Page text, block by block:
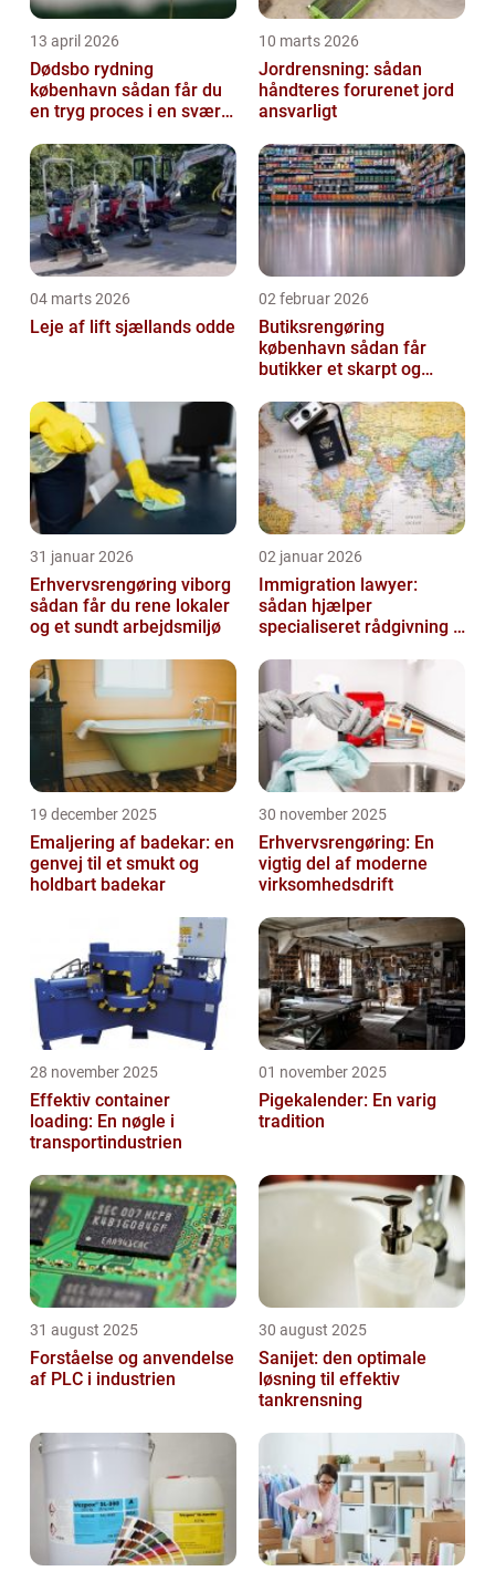
13 april 2026
Dødsbo rydning
københavn sådan får du
en tryg proces i en svær
10 marts 2026
Jordrensning: sådan
håndteres forurenet jord
ansvarligt
04 marts 2026
Leje af lift sjællands odde
02 februar 2026
Butiksrengøring
københavn sådan får
butikker et skarpt og
31 januar 2026
Erhvervsrengøring viborg
sådan får du rene lokaler
og et sundt arbejdsmiljø
02 januar 2026
Immigration lawyer:
sådan hjælper
specialiseret rådgivning i
19 december 2025
Emaljering af badekar: en
genvej til et smukt og
holdbart badekar
30 november 2025
Erhvervsrengøring: En
vigtig del af moderne
virksomhedsdrift
28 november 2025
Effektiv container
loading: En nøgle i
transportindustrien
01 november 2025
Pigekalender: En varig
tradition
31 august 2025
Forståelse og anvendelse
af PLC i industrien
30 august 2025
Sanijet: den optimale
løsning til effektiv
tankrensning